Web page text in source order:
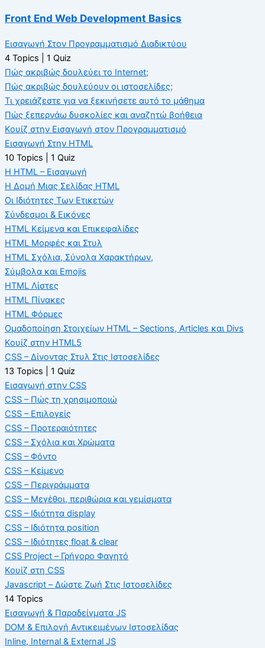
Front End Web Development Basics
Εισαγωγή Στον Προγραμματισμό Διαδικτύου
4 Topics
1 Quiz
Πώς ακριβώς δουλεύει το Internet;
Πώς ακριβώς δουλεύουν οι ιστοσελίδες;
Τι χρειάζεστε για να ξεκινήσετε αυτό το μάθημα
Πώς ξεπερνάω δυσκολίες και αναζητώ βοήθεια
Κουίζ στην Εισαγωγή στον Προγραμματισμό
Εισαγωγή Στην HTML
10 Topics
1 Quiz
H HTML – Εισαγωγή
Η Δομή Μιας Σελίδας HTML
Οι Iδιότητες Tων Eτικετών
Σύνδεσμοι & Εικόνες
HTML Κείμενα και Επικεφαλίδες
HTML Μορφές και Στυλ
HTML Σχόλια, Σύνολα Χαρακτήρων,
Σύμβολα και Emojis
HTML Λίστες
HTML Πίνακες
HTML Φόρμες
Ομαδοποίηση Στοιχείων HTML – Sections, Articles και Divs
Κουίζ στην HTML5
CSS – Δίνοντας Στυλ Στις Ιστοσελίδες
13 Topics
1 Quiz
Εισαγωγή στην CSS
CSS – Πώς τη χρησιμοποιώ
CSS – Επιλογείς
CSS – Προτεραιότητες
CSS – Σχόλια και Χρώματα
CSS – Φόντο
CSS – Κείμενο
CSS – Περιγράμματα
CSS – Μεγέθοι, περιθώρια και γεμίσματα
CSS – Ιδιότητα display
CSS – Ιδιότητα position
CSS – Ιδιότητες float & clear
CSS Project – Γρήγορο Φαγητό
Κουίζ στη CSS
Javascript – Δώστε Ζωή Στις Ιστοσελίδες
14 Topics
Εισαγωγή & Παραδείγματα JS
DOM & Επιλογή Αντικειμένων Ιστοσελίδας
Inline, Internal & External JS